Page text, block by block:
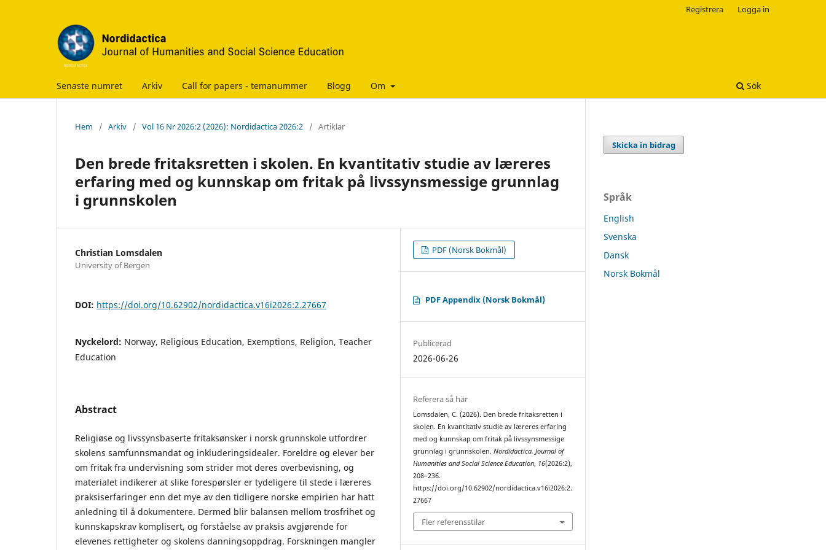
Senaste numret Arkiv Call for papers - temanummer Blogg Om Sök
Registrera Logga in
Hem / Arkiv / Vol 16 Nr 2026:2 (2026): Nordidactica 2026:2 / Artiklar
Den brede fritaksretten i skolen. En kvantitativ studie av læreres
erfaring med og kunnskap om fritak på livssynsmessige grunnlag
i grunnskolen
Christian Lomsdalen
University of Bergen
DOI: https://doi.org/10.62902/nordidactica.v16i2026:2.27667
Nyckelord: Norway, Religious Education, Exemptions, Religion, Teacher
Education
Abstract
Religiøse og livssynsbaserte fritaksønsker i norsk grunnskole utfordrer
skolens samfunnsmandat og inkluderingsidealer. Foreldre og elever ber
om fritak fra undervisning som strider mot deres overbevisning, og
materialet indikerer at slike forespørsler er tydeligere til stede i læreres
praksiserfaringer enn det mye av den tidligere norske empirien har hatt
anledning til å dokumentere. Dermed blir balansen mellom trosfrihet og
kunnskapskrav komplisert, og forståelse av praksis avgjørende for
elevenes rettigheter og skolens danningsoppdrag. Forskningen mangler
PDF (Norsk Bokmål)
PDF Appendix (Norsk Bokmål)
Publicerad
2026-06-26
Referera så här
Lomsdalen, C. (2026). Den brede fritaksretten i
skolen. En kvantitativ studie av læreres erfaring
med og kunnskap om fritak på livssynsmessige
grunnlag i grunnskolen.Nordidactica. Journal of
Humanities and Social Science Education, 16(2026:2),
208–236.
https://doi.org/10.62902/nordidactica.v16i2026:2.
27667
Fler referensstilar
Skicka in bidrag
Språk
English
Svenska
Dansk
Norsk Bokmål